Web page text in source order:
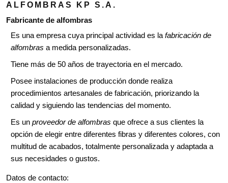
ALFOMBRAS KP S.A.
Fabricante de alfombras
Es una empresa cuya principal actividad es la fabricación de
alfombras a medida personalizadas.
Tiene más de 50 años de trayectoria en el mercado.
Posee instalaciones de producción donde realiza
procedimientos artesanales de fabricación, priorizando la
calidad y siguiendo las tendencias del momento.
Es un proveedor de alfombras que ofrece a sus clientes la
opción de elegir entre diferentes fibras y diferentes colores, con
multitud de acabados, totalmente personalizada y adaptada a
sus necesidades o gustos.
Datos de contacto: